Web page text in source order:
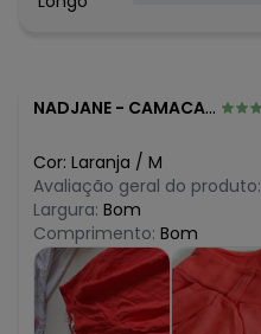
NADJANE - CAMACARI - BA
Cor: Laranja / M
Avaliação geral do produto:
Largura: Bom
Comprimento: Bom